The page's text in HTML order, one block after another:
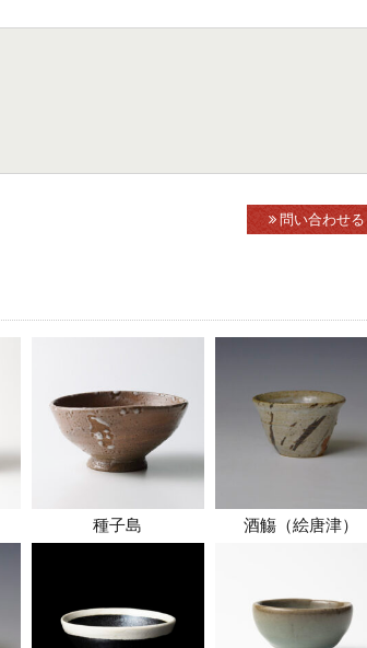
問い合わせる
種子島 酒觴（絵唐津）